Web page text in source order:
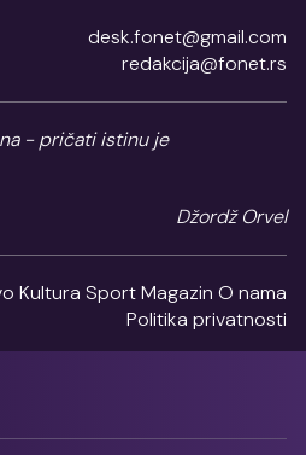
desk.fonet@gmail.com
redakcija@fonet.rs
- pričati istinu je
Džordž Orvel
Kultura SportMagazin O nama
Politika privatnosti